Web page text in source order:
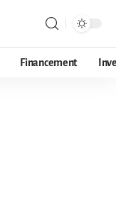
Financement